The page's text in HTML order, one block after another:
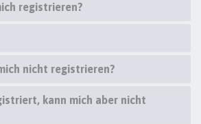
registrieren?
nicht registrieren?
kann mich aber nicht